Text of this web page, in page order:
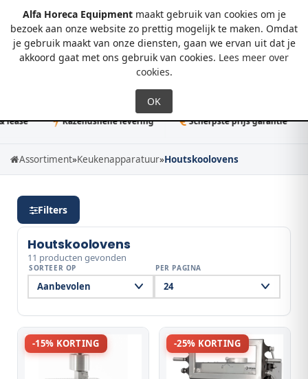
Alfa Horeca Equipmentmaakt gebruik van cookies om je
bezoek aan onze website zo prettig mogelijk te maken. Omdat
je gebruik maakt van onze diensten, gaan we ervan uit dat je
akkoord gaat met ons gebruik van cookies. Lees meer over
cookies.
0
Razendsnelle levering Scherpste prijs garantie
Assortiment»Keukenapparatuur»Houtskoolovens
Filters
Houtskoolovens
11 producten gevonden
SORTEER OP PER PAGINA
-15% KORTING -25% KORTING